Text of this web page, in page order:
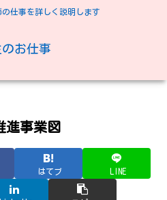
仕事を詳しく説明します
お仕事
進事業図
はてブ LINE